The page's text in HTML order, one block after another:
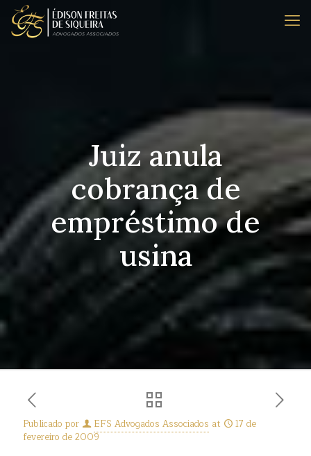
Juiz anula
cobrança de
empréstimo de
usina
Publicado por EFS Advogados Associados at
17 de
fevereiro de 2009